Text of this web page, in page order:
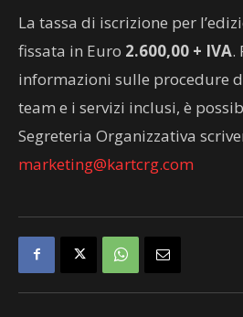
La tassa di iscrizione per
fissata in Euro 2.600,00 + IVA.
informazioni sulle procedure
team e i servizi inclusi, è
Segreteria Organizzativa
marketing@kartcrg.com